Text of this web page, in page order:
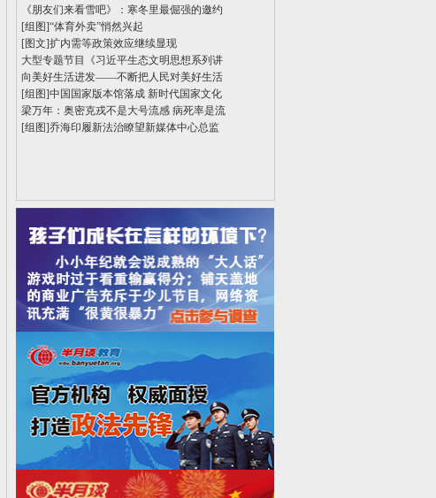
《朋友们来看雪吧》：寒冬里最倔强的邀约
[组图]“体育外卖”悄然兴起
[图文]扩内需等政策效应继续显现
大型专题节目《习近平生态文明思想系列讲
向美好生活进发——不断把人民对美好生活
[组图]中国国家版本馆落成 新时代国家文化
梁万年：奥密克戎不是大号流感 病死率是流
[组图]乔海印履新法治瞭望新媒体中心总监